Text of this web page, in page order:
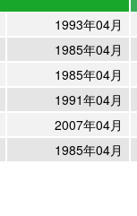
1993年04月
1985年04月
1985年04月
1991年04月
2007年04月
1985年04月